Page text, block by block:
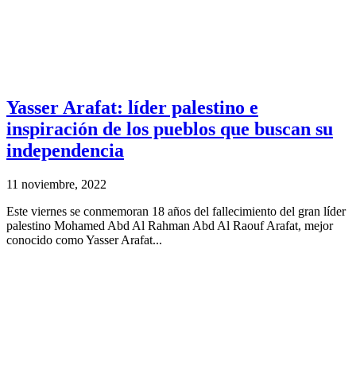
Yasser Arafat: líder palestino e
inspiración de los pueblos que buscan su
independencia
11 noviembre, 2022
Este viernes se conmemoran 18 años del fallecimiento del gran líder
palestino Mohamed Abd Al Rahman Abd Al Raouf Arafat, mejor
conocido como Yasser Arafat...